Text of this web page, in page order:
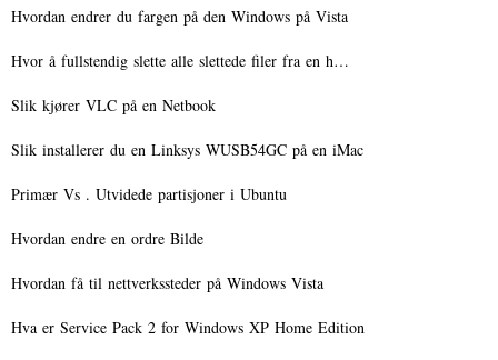
Hvordan endrer du fargen på den Windows på Vista
Hvor å fullstendig slette alle slettede filer fra en h…
Slik kjører VLC på en Netbook
Slik installerer du en Linksys WUSB54GC på en iMac
Primær Vs . Utvidede partisjoner i Ubuntu
Hvordan endre en ordre Bilde
Hvordan få til nettverkssteder på Windows Vista
Hva er Service Pack 2 for Windows XP Home Edition